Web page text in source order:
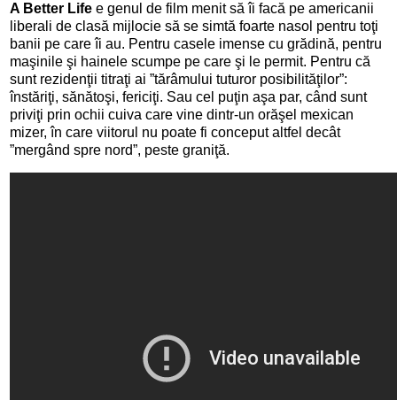
A Better Life e genul de film menit să îi facă pe americanii
liberali de clasă mijlocie să se simtă foarte nasol pentru toţi
banii pe care îi au. Pentru casele imense cu grădină, pentru
maşinile şi hainele scumpe pe care şi le permit. Pentru că
sunt rezidenţii titraţi ai ”tărâmului tuturor posibilităţilor”:
înstăriţi, sănătoşi, fericiţi. Sau cel puţin aşa par, când sunt
priviţi prin ochii cuiva care vine dintr-un orăşel mexican
mizer, în care viitorul nu poate fi conceput altfel decât
”mergând spre nord”, peste graniţă.